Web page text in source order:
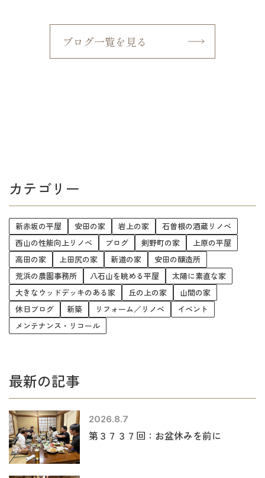
ブログ一覧を見る
カテゴリー
新赤坂の平屋 安田の家 岩上の家
石曽根の酒蔵リノベ
西山の性能向上リノベ
ブログ 剣野町の家
上原の平屋
高田の家
上田尻の家 新道の家
安田の醸造所
荒浜の農園事務所
八石山を眺める平屋
太陽に素直な家
大きなウッドデッキのある家
丘の上の家
山間の家
休日ブログ
新築 リフォーム／リノベ
イベント
メンテナンス・リコール
最新の記事
2026.8.7
第３７３７回：お盆休みを前に